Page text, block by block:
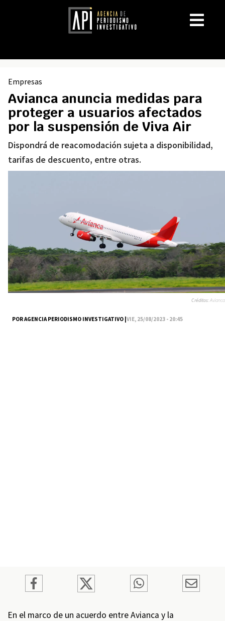
Empresas
Avianca anuncia medidas para
proteger a usuarios afectados
por la suspensión de Viva Air
Dispondrá de reacomodación sujeta a disponibilidad,
tarifas de descuento, entre otras.
POR AGENCIA PERIODISMO INVESTIGATIVO |VIE, 25/08/2023 - 20:45
Créditos:Avianca
En el marco de un acuerdo entre Avianca y la